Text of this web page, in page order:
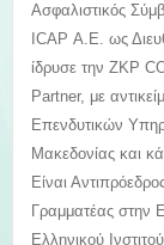
Ασφαλιστικός
ICAP Α.Ε. ως
ίδρυσε την ZKP
Partner, με
Επενδυτικών
Μακεδονίας και
Είναι
Γραμματέας στην
Ελληνικού